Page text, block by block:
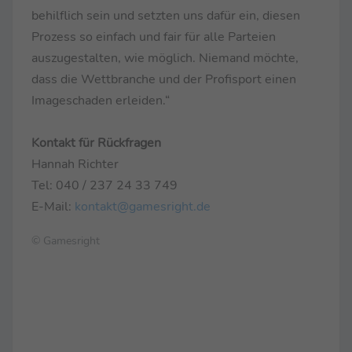
behilflich sein und setzten uns dafür ein, diesen
Prozess so einfach und fair für alle Parteien
auszugestalten, wie möglich. Niemand möchte,
dass die Wettbranche und der Profisport einen
Imageschaden erleiden.“
Kontakt für Rückfragen
Hannah Richter
Tel: 040 / 237 24 33 749
E-Mail: kontakt@gamesright.de
© Gamesright